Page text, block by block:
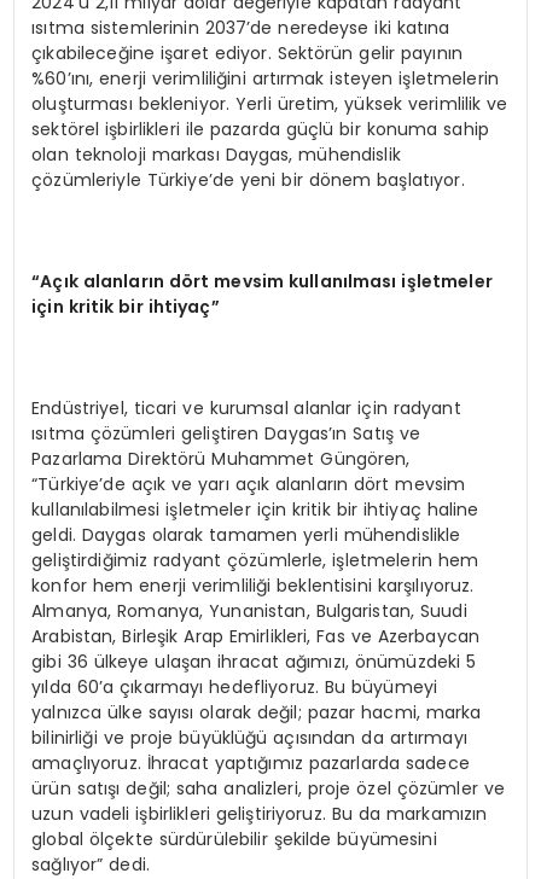
ısıtma sistemlerinin 2037’de neredeyse iki katına
çıkabileceğine işaret ediyor. Sektörün gelir payının
%60’ını, enerji verimliliğini artırmak isteyen işletmelerin
oluşturması bekleniyor. Yerli üretim, yüksek verimlilik ve
sektörel işbirlikleri ile pazarda güçlü bir konuma sahip
olan teknoloji markası Daygas, mühendislik
çözümleriyle Türkiye’de yeni bir dönem başlatıyor.
“Açık alanların dört mevsim kullanılması işletmeler
için kritik bir ihtiyaç”
Endüstriyel, ticari ve kurumsal alanlar için radyant
ısıtma çözümleri geliştiren Daygas’ın Satış ve
Pazarlama Direktörü Muhammet Güngören,
“Türkiye’de açık ve yarı açık alanların dört mevsim
kullanılabilmesi işletmeler için kritik bir ihtiyaç haline
geldi. Daygas olarak tamamen yerli mühendislikle
geliştirdiğimiz radyant çözümlerle, işletmelerin hem
konfor hem enerji verimliliği beklentisini karşılıyoruz.
Almanya, Romanya, Yunanistan, Bulgaristan, Suudi
Arabistan, Birleşik Arap Emirlikleri, Fas ve Azerbaycan
gibi 36 ülkeye ulaşan ihracat ağımızı, önümüzdeki 5
yılda 60’a çıkarmayı hedefliyoruz. Bu büyümeyi
yalnızca ülke sayısı olarak değil; pazar hacmi, marka
bilinirliği ve proje büyüklüğü açısından da artırmayı
amaçlıyoruz. İhracat yaptığımız pazarlarda sadece
ürün satışı değil; saha analizleri, proje özel çözümler ve
uzun vadeli işbirlikleri geliştiriyoruz. Bu da markamızın
global ölçekte sürdürülebilir şekilde büyümesini
sağlıyor” dedi.